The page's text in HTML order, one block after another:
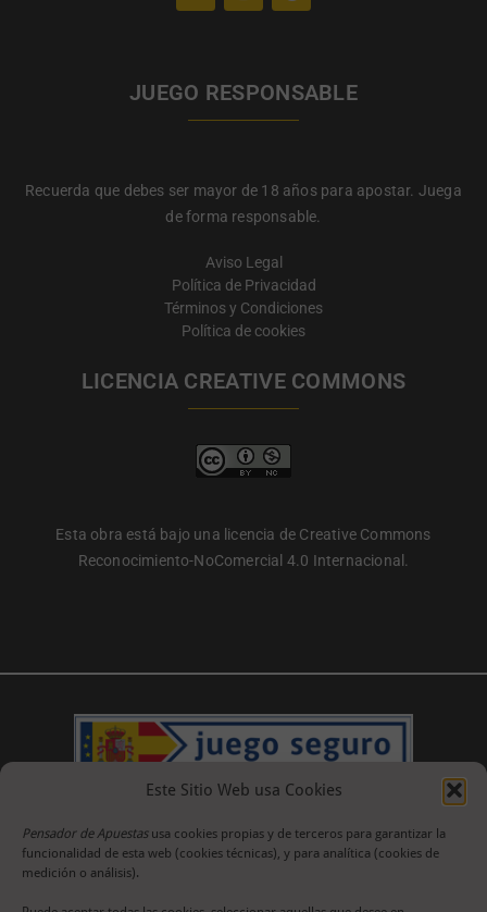
Este Sitio Web usa Cookies
Pensador de Apuestas usa cookies propias y de terceros para garantizar la
funcionalidad de esta web (cookies técnicas), y para analítica (cookies de
medición o análisis).
JUEGO RESPONSABLE
Recuerda que debes ser mayor de 18 años para apostar. Juega
de forma responsable.
Aviso Legal
Política de Privacidad
Términos y Condiciones
Política de cookies
LICENCIA CREATIVE COMMONS
Esta obra está bajo una licencia de Creative Commons
Reconocimiento-NoComercial 4.0 Internacional.